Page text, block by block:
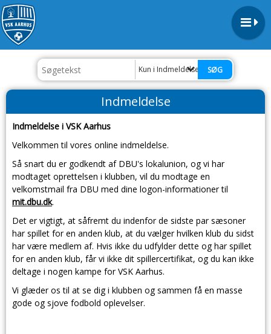
Kun i Indmeldelse
Indmeldelse
Indmeldelse i VSK Aarhus
Velkommen til vores online indmeldelse.
Så snart du er godkendt af DBU's lokalunion, og vi har
modtaget oprettelsen i klubben, vil du modtage en
velkomstmail fra DBU med dine logon-informationer til
mit.dbu.dk.
Det er vigtigt, at såfremt du indenfor de sidste par sæsoner
har spillet for en anden klub, at du vælger hvilken klub du sidst
har være medlem af. Hvis ikke du udfylder dette og har spillet
for en anden klub, får vi ikke dit spillercertifikat, og du kan ikke
deltage i nogen kampe for VSK Aarhus.
Vi glæder os til at se dig i klubben og sammen få en masse
gode og sjove fodbold oplevelser.